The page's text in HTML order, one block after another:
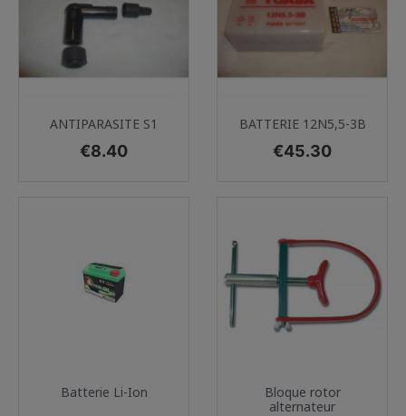
ANTIPARASITE S1
Price
€8.40
BATTERIE 12N5,5-3B
Price
€45.30
Batterie Li-Ion
Bloque rotor
alternateur